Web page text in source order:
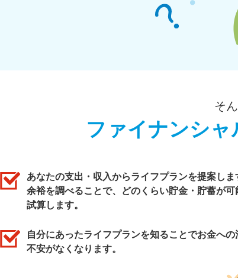
そ
ファイナンシ
あなたの支出・収入からライフプランを提案しま
余裕を調べることで、どのくらい貯金・貯蓄が可
試算します。
自分にあったライフプランを知ることでお金への
不安がなくなります。